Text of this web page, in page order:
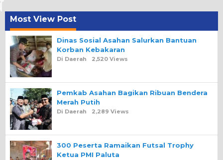
Most View Post
Dinas Sosial Asahan Salurkan Bantuan
Korban Kebakaran
Di Daerah 2,520 Views
Pemkab Asahan Bagikan Ribuan Bendera
Merah Putih
Di Daerah 2,289 Views
300 Peserta Ramaikan Futsal Trophy
Ketua PMI Paluta